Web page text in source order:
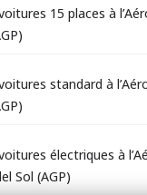
15 places à
standard à
électriques à
Sol (AGP)